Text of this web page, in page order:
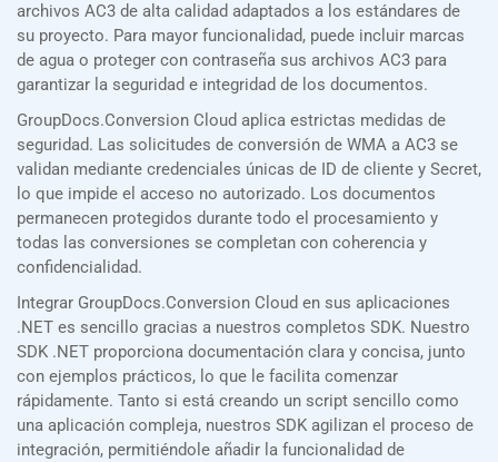
archivos AC3 de alta calidad adaptados a los estándares de
su proyecto. Para mayor funcionalidad, puede incluir marcas
de agua o proteger con contraseña sus archivos AC3 para
garantizar la seguridad e integridad de los documentos.
GroupDocs.Conversion Cloud aplica estrictas medidas de
seguridad. Las solicitudes de conversión de WMA a AC3 se
validan mediante credenciales únicas de ID de cliente y Secret,
lo que impide el acceso no autorizado. Los documentos
permanecen protegidos durante todo el procesamiento y
todas las conversiones se completan con coherencia y
confidencialidad.
Integrar GroupDocs.Conversion Cloud en sus aplicaciones
.NET es sencillo gracias a nuestros completos SDK. Nuestro
SDK .NET proporciona documentación clara y concisa, junto
con ejemplos prácticos, lo que le facilita comenzar
rápidamente. Tanto si está creando un script sencillo como
una aplicación compleja, nuestros SDK agilizan el proceso de
integración, permitiéndole añadir la funcionalidad de